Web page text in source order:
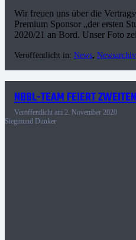
Wir freuen uns über die
Premium Sponsor „der ersten
2020/21 an Bord. Unser Foto
Veröffentlicht in: News, Newsarchiv
NBBL-TEAM FEIERT
Veröffentlicht am 2. November 2020
Siegmund Dunker